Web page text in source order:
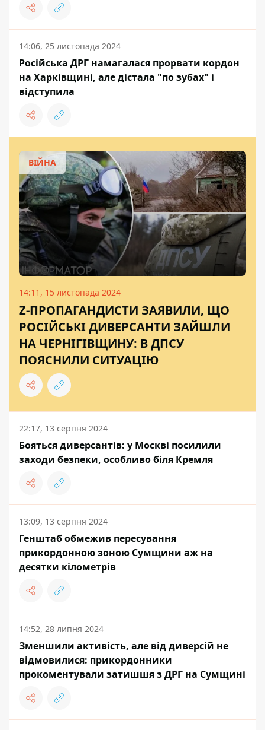
14:06, 25 листопада 2024
Російська ДРГ намагалася прорвати кордон
на Харківщині, але дістала "по зубах" і
відступила
ВІЙНА
14:11, 15 листопада 2024
Z-ПРОПАГАНДИСТИ ЗАЯВИЛИ, ЩО
РОСІЙСЬКІ ДИВЕРСАНТИ ЗАЙШЛИ
НА ЧЕРНІГІВЩИНУ: В ДПСУ
ПОЯСНИЛИ СИТУАЦІЮ
22:17, 13 серпня 2024
Бояться диверсантів: у Москві посилили
заходи безпеки, особливо біля Кремля
13:09, 13 серпня 2024
Генштаб обмежив пересування
прикордонною зоною Сумщини аж на
десятки кілометрів
14:52, 28 липня 2024
Зменшили активість, але від диверсій не
відмовилися: прикордонники
прокоментували затишшя з ДРГ на Сумщині